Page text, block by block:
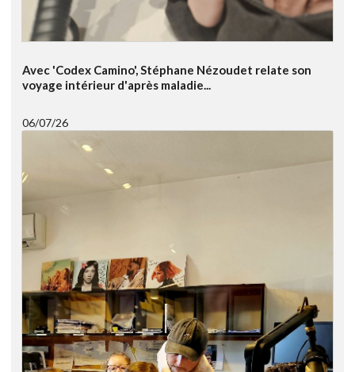
Avec 'Codex Camino', Stéphane Nézoudet relate son
voyage intérieur d'après maladie...
06/07/26